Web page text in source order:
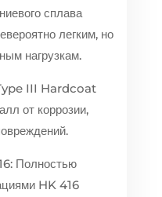
сплава
легким, но
нагрузкам.
III Hardcoat
от коррозии,
Полностью
HK 416